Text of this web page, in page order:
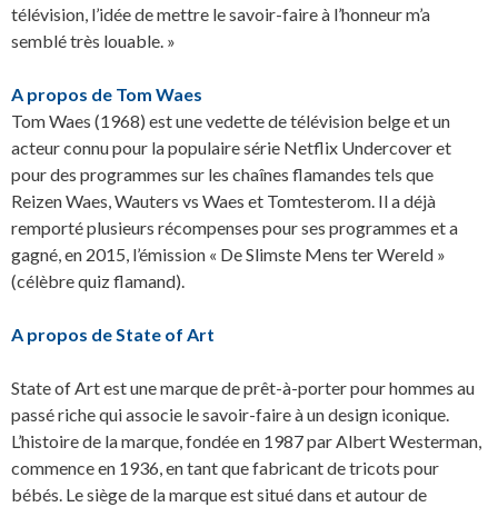
télévision, l’idée de mettre le savoir-faire à l’honneur m’a
semblé très louable. »
A propos de Tom Waes
Tom Waes (1968) est une vedette de télévision belge et un
acteur connu pour la populaire série Netflix Undercover et
pour des programmes sur les chaînes flamandes tels que
Reizen Waes, Wauters vs Waes et Tomtesterom. Il a déjà
remporté plusieurs récompenses pour ses programmes et a
gagné, en 2015, l’émission « De Slimste Mens ter Wereld »
(célèbre quiz flamand).
A propos de State of Art
State of Art est une marque de prêt-à-porter pour hommes au
passé riche qui associe le savoir-faire à un design iconique.
L’histoire de la marque, fondée en 1987 par Albert Westerman,
commence en 1936, en tant que fabricant de tricots pour
bébés. Le siège de la marque est situé dans et autour de